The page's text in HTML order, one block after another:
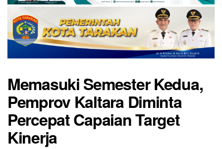
Memasuki Semester Kedua,
Pemprov Kaltara Diminta
Percepat Capaian Target
Kinerja